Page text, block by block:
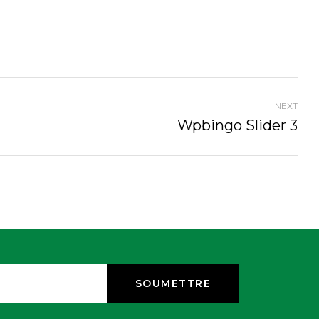
NEXT
Wpbingo Slider 3